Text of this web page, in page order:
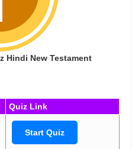
Hindi New Testament
Quiz Link
Start Quiz